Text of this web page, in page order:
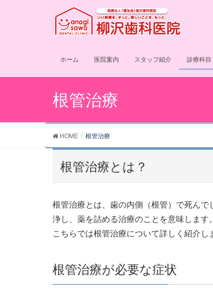
ホーム 医院案内 スタッフ紹介 診療科目
根管治療
HOME 根管治療
根管治療とは？
根管治療とは、歯の内側（根管）で死ん
浄し、薬を詰める治療のことを意味します。
こちらでは根管治療について詳しく紹介し
根管治療が必要な症状